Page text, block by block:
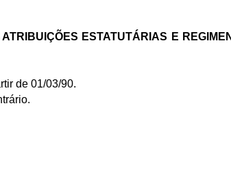
ESTATUTÁRIAS E
de 01/03/90.